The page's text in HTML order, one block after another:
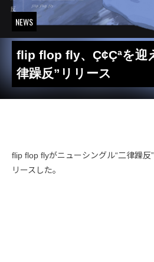
NEWS
flip flop fly、Ç¢Çªを迎
律躁反”リリース
flip flop flyがニューシングル“二律躁反
リースした。